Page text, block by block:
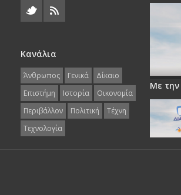
Κανάλια
Άνθρωπος Γενικά
Δίκαιο
Επιστήμη
Ιστορία
Οικονομία
Περιβάλλον
Πολιτική
Τέχνη
Τεχνολογία
Με